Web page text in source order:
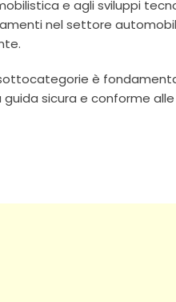
e agli sviluppi
nel settore
è
sicura e conforme